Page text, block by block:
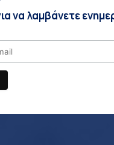
να λαμβάνετε